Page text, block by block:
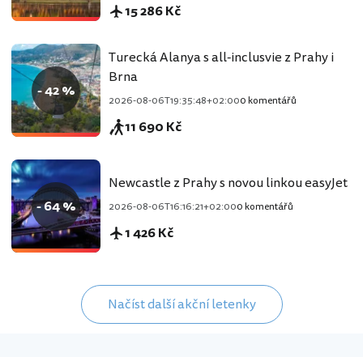
15 286 Kč
- 42 %
Turecká Alanya s all-inclusvie z Prahy i
Brna
2026-08-06T19:35:48+02:000 komentářů
11 690 Kč
- 64 %
Newcastle z Prahy s novou linkou easyJet
2026-08-06T16:16:21+02:000 komentářů
1 426 Kč
Načíst další akční letenky